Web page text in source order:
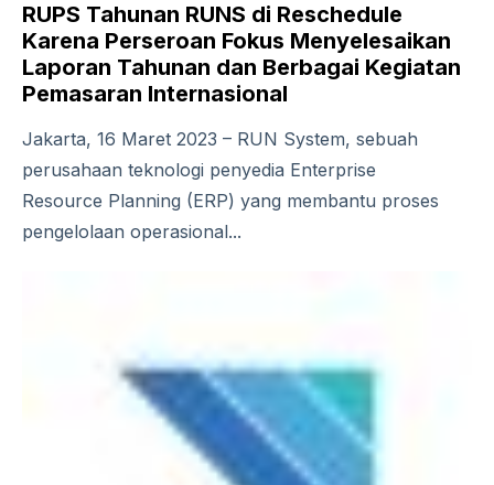
RUPS Tahunan RUNS di Reschedule
Karena Perseroan Fokus Menyelesaikan
Laporan Tahunan dan Berbagai Kegiatan
Pemasaran Internasional
Jakarta, 16 Maret 2023 – RUN System, sebuah
perusahaan teknologi penyedia Enterprise
Resource Planning (ERP) yang membantu proses
pengelolaan operasional...